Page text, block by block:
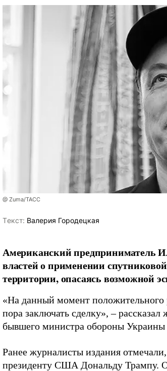
@ Zuma/ТАСС
Tекст: Валерия Городецкая
Американский предприниматель
властей о применении
территории, опасаясь возможной
«На данный момент положительного
пора заключать сделку», – рассказал
бывшего министра обороны
Ранее журналисты издания
президенту США Дональду Трампу.